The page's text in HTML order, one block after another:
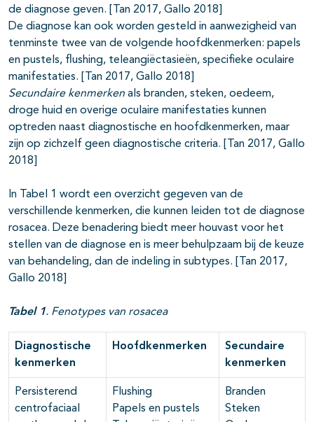
de diagnose geven. [Tan 2017, Gallo 2018]
De diagnose kan ook worden gesteld in aanwezigheid van
tenminste twee van de volgende hoofdkenmerken: papels
en pustels, flushing, teleangiëctasieën, specifieke oculaire
manifestaties. [Tan 2017, Gallo 2018]
Secundaire kenmerken als branden, steken, oedeem,
droge huid en overige oculaire manifestaties kunnen
optreden naast diagnostische en hoofdkenmerken, maar
zijn op zichzelf geen diagnostische criteria. [Tan 2017, Gallo
2018]
In Tabel 1 wordt een overzicht gegeven van de
verschillende kenmerken, die kunnen leiden tot de diagnose
rosacea. Deze benadering biedt meer houvast voor het
stellen van de diagnose en is meer behulpzaam bij de keuze
van behandeling, dan de indeling in subtypes. [Tan 2017,
Gallo 2018]
Tabel 1. Fenotypes van rosacea
Diagnostische
kenmerken
Hoofdkenmerken
Secundaire
kenmerken
Persisterend
centrofaciaal
Flushing
Papels en pustels
Branden
Steken